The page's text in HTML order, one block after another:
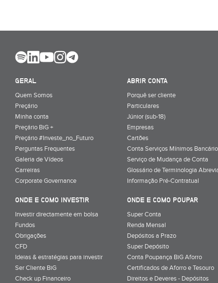
GERAL
Quem Somos
Preçário
Minha conta
Preçário BiG +
Preçário #Investe_no_Futuro
Perguntas Frequentes
Galeria de Vídeos
Carreiras
Corporate Governance
ABRIR CONTA
Porquê ser cliente
Particulares
Júnior (sub-18)
Empresas
Cartões
Conta Serviços Mínimos
Serviço de Mudança de Conta
Glossário de Terminologia
Informação Pré-Contratual
ONDE E COMO INVESTIR
Investir directamente em bolsa
Fundos
Obrigações
CFD
Ideias & estratégias para investir
Ser Cliente BiG
Check up Financeiro
ONDE E COMO POUPAR
Super Conta
Renda Mensal
Depósitos a Prazo
Super Depósito
Conta Poupança BiG Aforro
Certificados de Aforro e Tesouro
Direitos e Deveres - Depósitos